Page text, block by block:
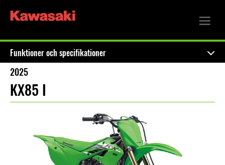
Funktioner och specifikationer
2025
KX85 I